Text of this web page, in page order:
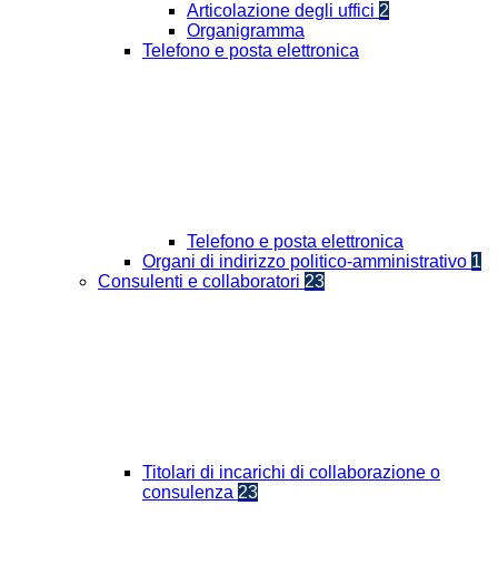
Articolazione degli uffici 2
Organigramma
Telefono e posta elettronica
Telefono e posta elettronica
Organi di indirizzo politico-amministrativo 1
Consulenti e collaboratori 23
Titolari di incarichi di collaborazione o
consulenza 23